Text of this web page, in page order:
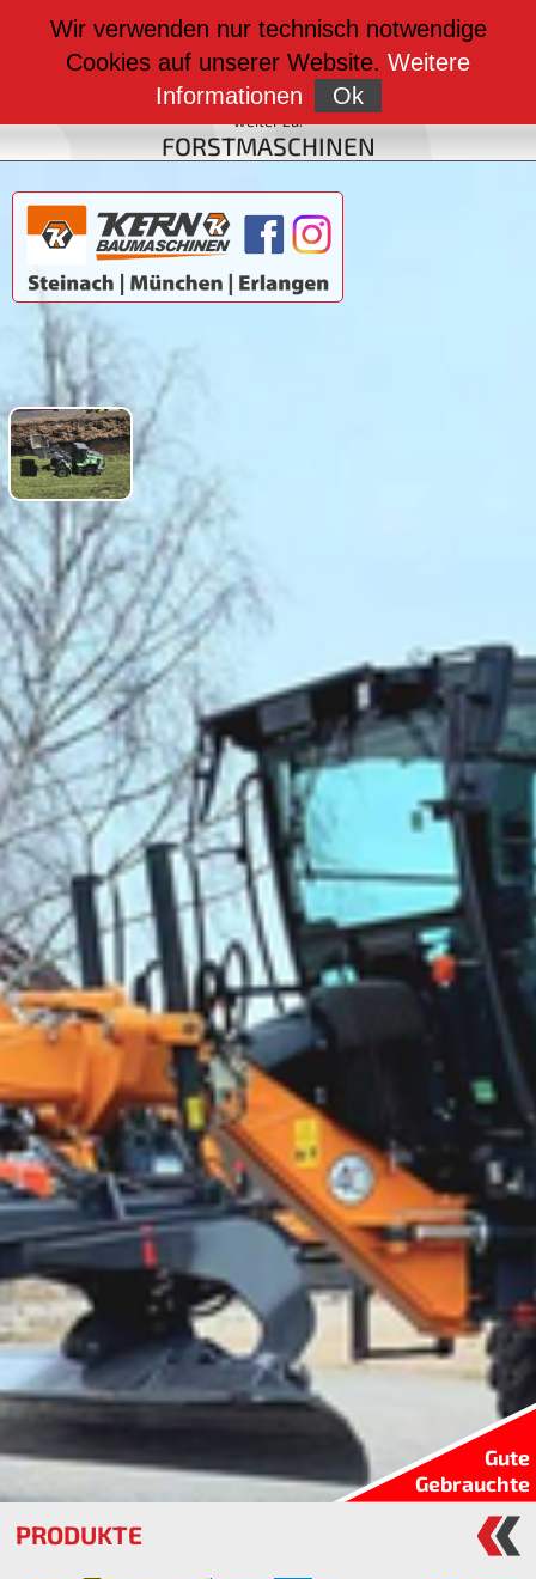
BAUMASCHINEN
weiter zu:
FAHRZEUGBAU
weiter zu:
FORSTMASCHINEN
Gute
Gebrauchte
PRODUKTE
Wir verwenden nur technisch notwendige
Cookies auf unserer Website. Weitere
Informationen
Ok